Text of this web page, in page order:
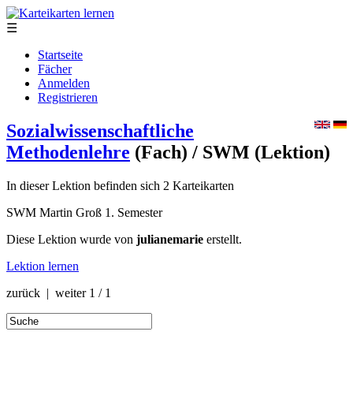
☰
Startseite
Fächer
Anmelden
Registrieren
Sozialwissenschaftliche
Methodenlehre (Fach) / SWM (Lektion)
In dieser Lektion befinden sich 2 Karteikarten
SWM Martin Groß 1. Semester
Diese Lektion wurde von julianemarie erstellt.
Lektion lernen
zurück | weiter 1 / 1